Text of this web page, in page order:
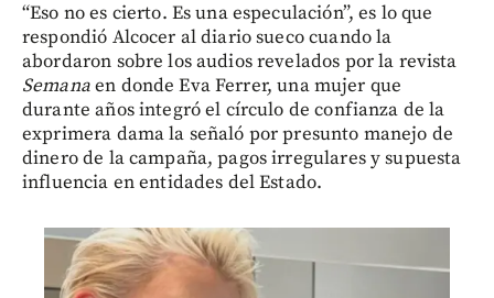
“Eso no es cierto. Es una especulación”, es lo que
respondió Alcocer al diario sueco cuando la
abordaron sobre los audios revelados por la revista
Semanaen donde Eva Ferrer, una mujer que
durante años integró el círculo de confianza de la
exprimera dama la señaló por presunto manejo de
dinero de la campaña, pagos irregulares y supuesta
influencia en entidades del Estado.